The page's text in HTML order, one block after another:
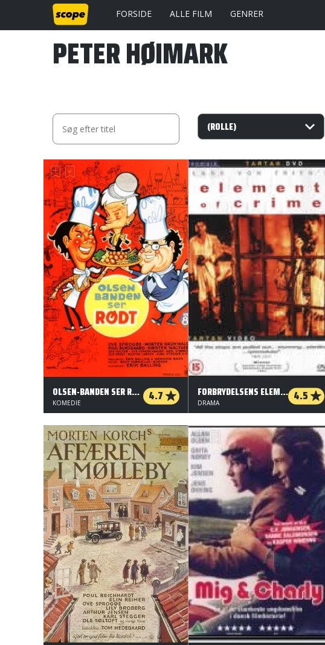
FORSIDE ALLE FILM GENRER
PETER HØIMARK
OLSEN-BANDEN SER RØDT 4.7
KOMEDIE
FORBRYDELSENS ELEMENT 4.5
DRAMA